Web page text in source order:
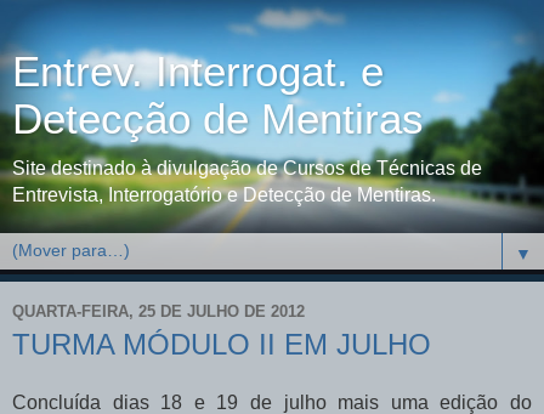
Entrev. Interrogat. e
Detecção de Mentiras
Site destinado à divulgação de Cursos de Técnicas de
Entrevista, Interrogatório e Detecção de Mentiras.
▼
QUARTA-FEIRA, 25 DE JULHO DE 2012
TURMA MÓDULO II EM JULHO
Concluída dias 18 e 19 de julho mais uma edição do